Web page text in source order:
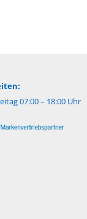
07:00 – 18:00 Uhr